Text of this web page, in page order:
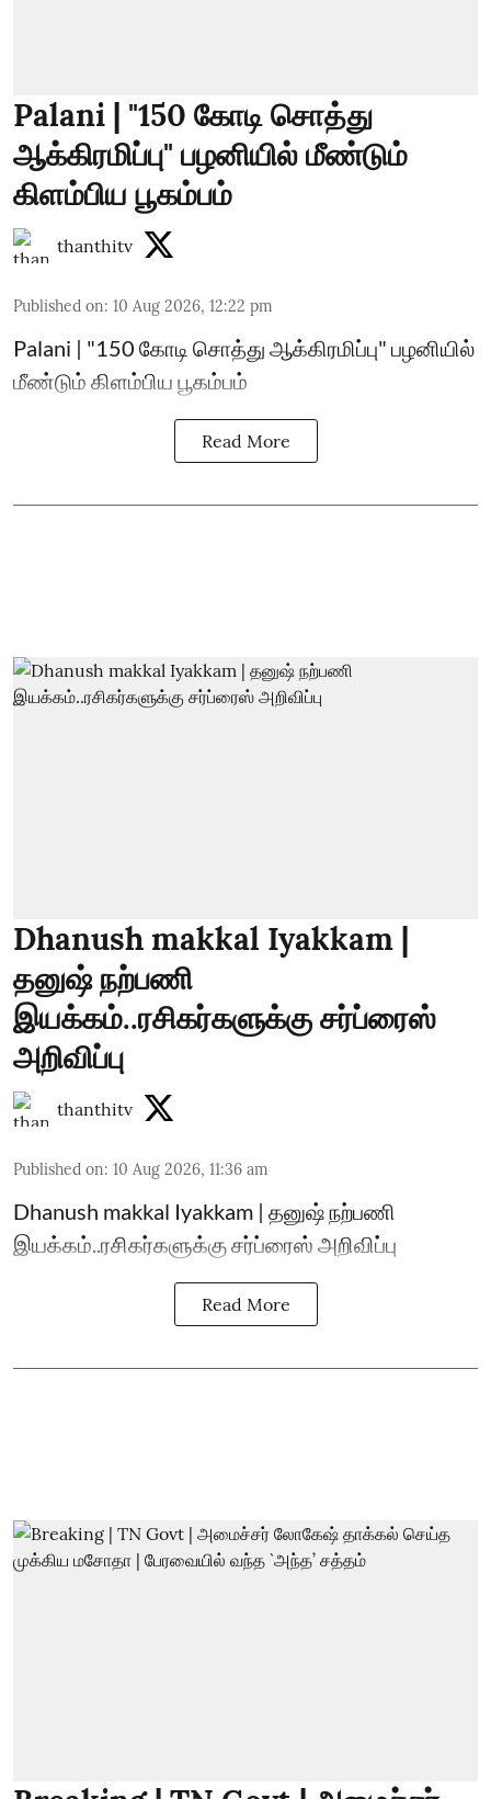
Palani | "150 கோடி சொத்து
ஆக்கிரமிப்பு" பழனியில் மீண்டும்
கிளம்பிய பூகம்பம்
thanthitv
Published on: 10 Aug 2026, 12:22 pm
Palani | "150 கோடி சொத்து ஆக்கிரமிப்பு" பழனியில்
மீண்டும் கிளம்பிய பூகம்பம்
Read More
Dhanush makkal Iyakkam |
தனுஷ் நற்பணி
இயக்கம்..ரசிகர்களுக்கு சர்ப்ரைஸ்
அறிவிப்பு
thanthitv
Published on: 10 Aug 2026, 11:36 am
Dhanush makkal Iyakkam | தனுஷ் நற்பணி
இயக்கம்..ரசிகர்களுக்கு சர்ப்ரைஸ் அறிவிப்பு
Read More